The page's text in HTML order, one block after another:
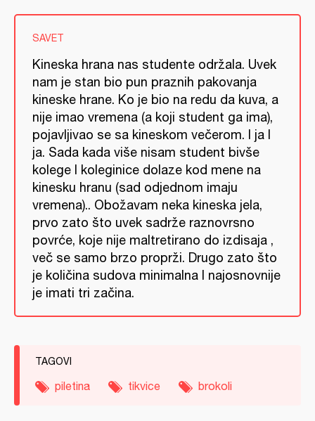
SAVET
Kineska hrana nas studente održala. Uvek
nam je stan bio pun praznih pakovanja
kineske hrane. Ko je bio na redu da kuva, a
nije imao vremena (a koji student ga ima),
pojavljivao se sa kineskom večerom. I ja I
ja. Sada kada više nisam student bivše
kolege I koleginice dolaze kod mene na
kinesku hranu (sad odjednom imaju
vremena).. Obožavam neka kineska jela,
prvo zato što uvek sadrže raznovrsno
povrće, koje nije maltretirano do izdisaja ,
več se samo brzo proprži. Drugo zato što
je količina sudova minimalna I najosnovnije
je imati tri začina.
TAGOVI
piletina tikvice brokoli